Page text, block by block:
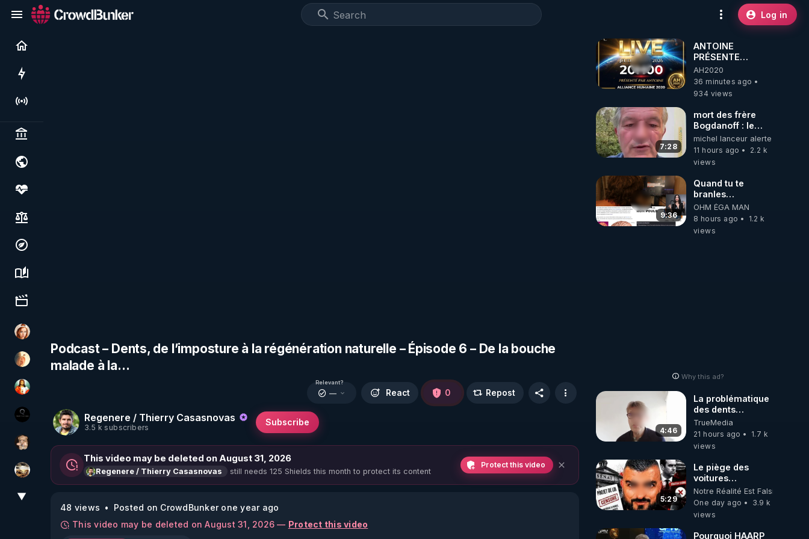
Log in
Politics & institutions
Society, justice & freedoms
Economy, environment & technology
Science, history & spirituality
Culture, media & entertainment
Ambr3
La Puce à l'oreille
L'autre son de cloche
La vérité
DataCenter
patatrak
▼
Podcast – Dents, de l’imposture à la régénération naturelle – Épisode 6 – De la bouche
malade à la…
Regenere / Thierry Casasnovas
3.5 k subscribers
Subscribe
Relevant?
— React 0 Repost
This video may be deleted on August 31, 2026
Regenere / Thierry Casasnovas still needs 125 Shields this month to protect its content
Protect this video
48 views
Posted on CrowdBunker one year ago
This video may be deleted on August 31, 2026 — Protect this video
ANTOINE
PRÉSENTE
AH2020 LE LIVE
20H ***DU
06/08/2026***
AH2020
36 minutes ago
934 views
7:28
mort des frère
Bogdanoff : le
mensonge d état
michel lanceur alerte
11 hours ago
2.2 k
views
9:36
Quand tu te
branles
bonhomme tu
émets des ondes
ils ont juste omis
OHM ÉGA MAN
8 hours ago
1.2 k
views
Why this ad?
4:46
La problématique
des dents
dévitalisées et
des implants
TrueMedia
21 hours ago
1.7 k
views
5:29
Le piège des
voitures
électriques se
referme sur les
usagers !
Notre Réalité Est Falsifiée Et
One day ago
3.9 k
views
Pourquoi HAARP